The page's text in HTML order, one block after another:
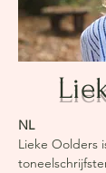
​NL
Lieke Oolders